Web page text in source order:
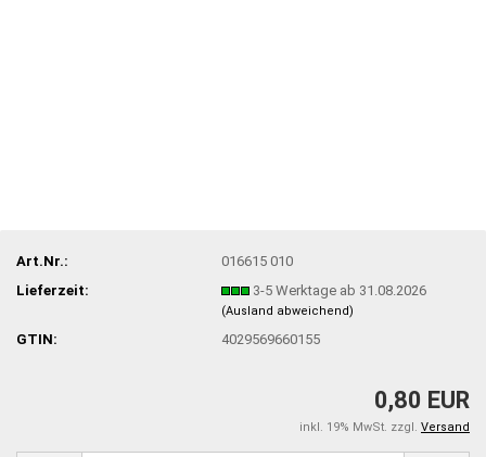
Art.Nr.:
016615 010
Lieferzeit:
3-5 Werktage ab 31.08.2026
(Ausland abweichend)
GTIN: 4029569660155
0,80 EUR
inkl. 19% MwSt. zzgl. Versand